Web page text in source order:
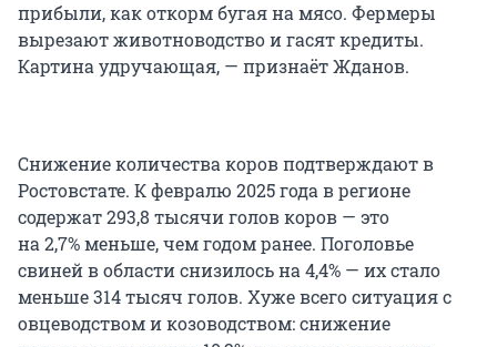
прибыли, как откорм бугая на мясо. Фермеры
вырезают животноводство и гасят кредиты.
Картина удручающая, — признаёт Жданов.
Снижение количества коров подтверждают в
Ростовстате. К февралю 2025 года в регионе
содержат293,8 тысячиголов коров — это
на 2,7% меньше, чем годом ранее. Поголовье
свиней в области снизилосьна 4,4% — их стало
меньше314 тысяч голов. Хуже всего ситуация с
овцеводством и козоводством: снижение